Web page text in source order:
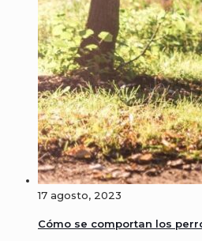
17 agosto, 2023
Cómo se comportan los